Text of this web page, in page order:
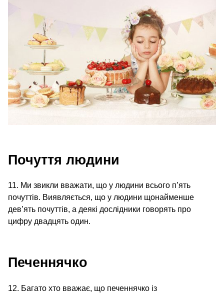
Почуття людини
11. Ми звикли вважати, що у людини всього п’ять
почуттів. Виявляється, що у людини щонайменше
дев’ять почуттів, а деякі дослідники говорять про
цифру двадцять один.
Печеннячко
12. Багато хто вважає, що печеннячко із